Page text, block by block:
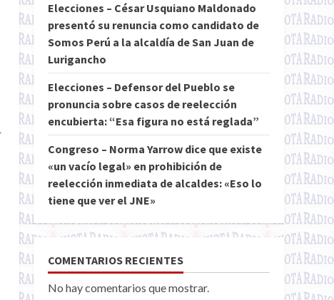
Elecciones – César Usquiano Maldonado
presentó su renuncia como candidato de
Somos Perú a la alcaldía de San Juan de
Lurigancho
Elecciones – Defensor del Pueblo se
pronuncia sobre casos de reelección
encubierta: “Esa figura no está reglada”
Congreso – Norma Yarrow dice que existe
«un vacío legal» en prohibición de
reelección inmediata de alcaldes: «Eso lo
tiene que ver el JNE»
COMENTARIOS RECIENTES
No hay comentarios que mostrar.